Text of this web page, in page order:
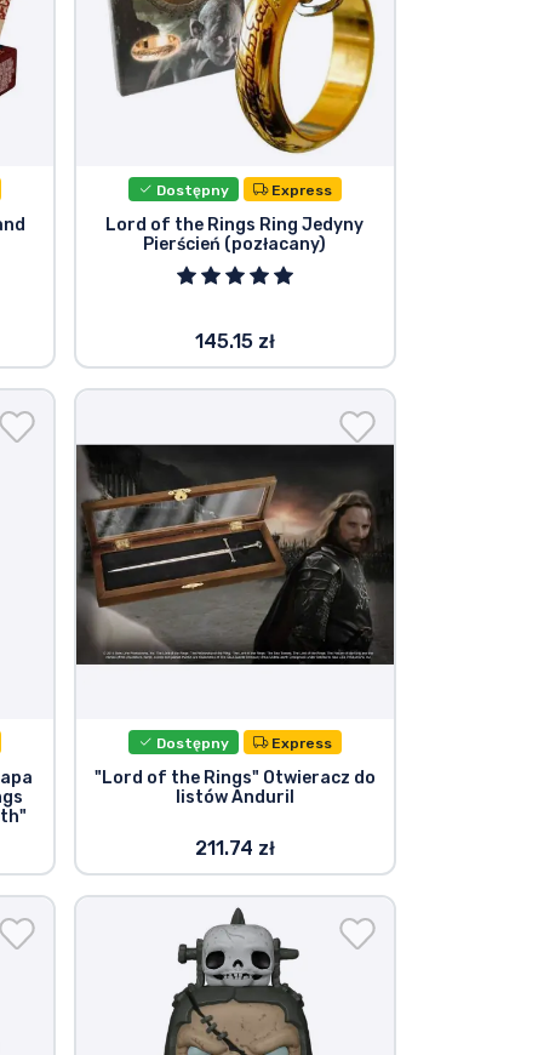
Dostępny Express
Lord of the Rings Ring Jedyny
Pierścień (pozłacany)
145.15 zł
Dostępny Express
"Lord of the Rings" Otwieracz do
listów Anduril
211.74 zł